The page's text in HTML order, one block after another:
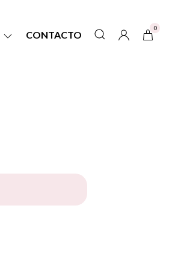
CONTACTO
0